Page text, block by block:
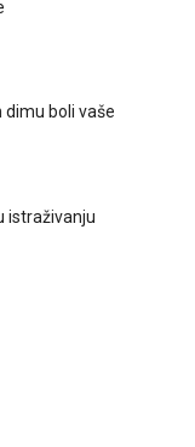
dimu boli vaše
istraživanju